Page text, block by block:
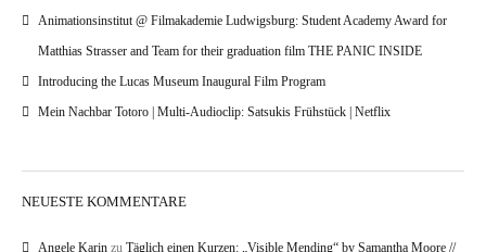
Animationsinstitut @ Filmakademie Ludwigsburg: Student Academy Award for
Matthias Strasser and Team for their graduation film THE PANIC INSIDE
Introducing the Lucas Museum Inaugural Film Program
Mein Nachbar Totoro | Multi-Audioclip: Satsukis Frühstück | Netflix
NEUESTE KOMMENTARE
Angele Karin zu Täglich einen Kurzen: „Visible Mending“ by Samantha Moore //